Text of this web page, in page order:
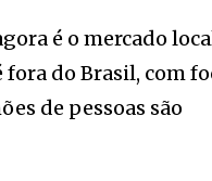
é o mercado
fora do Brasil, com
de pessoas são